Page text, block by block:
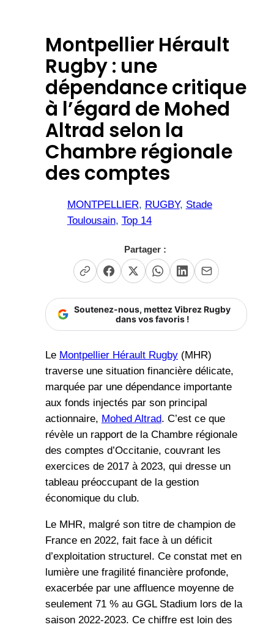
Montpellier Hérault
Rugby : une
dépendance critique
à l’égard de Mohed
Altrad selon la
Chambre régionale
des comptes
MONTPELLIER, RUGBY, Stade
Toulousain, Top 14
Partager :
Soutenez-nous, mettez Vibrez Rugby
dans vos favoris !
Le Montpellier Hérault Rugby(MHR)
traverse une situation financière délicate,
marquée par une dépendance importante
aux fonds injectés par son principal
actionnaire, Mohed Altrad. C’est ce que
révèle un rapport de la Chambre régionale
des comptes d’Occitanie, couvrant les
exercices de 2017 à 2023, qui dresse un
tableau préoccupant de la gestion
économique du club.
Le MHR, malgré son titre de champion de
France en 2022, fait face à un déficit
d’exploitation structurel. Ce constat met en
lumière une fragilité financière profonde,
exacerbée par une affluence moyenne de
seulement 71 % au GGL Stadium lors de la
saison 2022-2023. Ce chiffre est loin des